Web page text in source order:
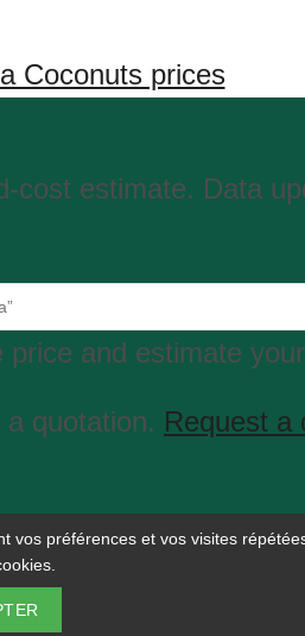
préférences et vos visites
Coconuts prices
cost estimate. Data
and estimate
quotation. Request a